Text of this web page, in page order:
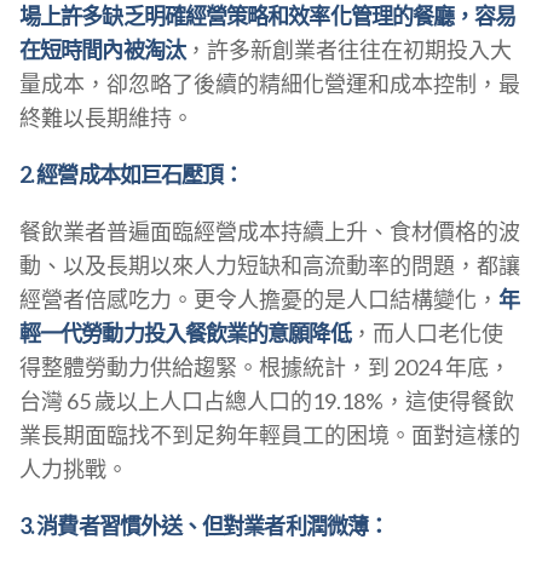
場上許多缺乏明確經營策略和效率化管理的餐廳，容易
在短時間內被淘汰，許多新創業者往往在初期投入大
量成本，卻忽略了後續的精細化營運和成本控制，最
終難以長期維持。
2. 經營成本如巨石壓頂：
餐飲業者普遍面臨經營成本持續上升、食材價格的波
動、以及長期以來人力短缺和高流動率的問題，都讓
經營者倍感吃力。更令人擔憂的是人口結構變化， 年
輕一代勞動力投入餐飲業的意願降低，而人口老化使
得整體勞動力供給趨緊。根據統計，到 2024 年底，
台灣 65 歲以上人口占總人口的19.18%，這使得餐飲
業長期面臨找不到足夠年輕員工的困境。面對這樣的
人力挑戰。
3. 消費者習慣外送、但對業者利潤微薄：